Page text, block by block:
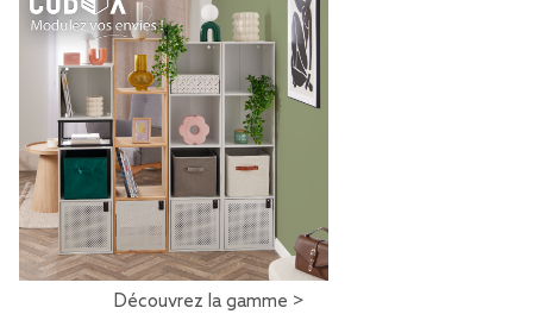
Découvrez la gamme >